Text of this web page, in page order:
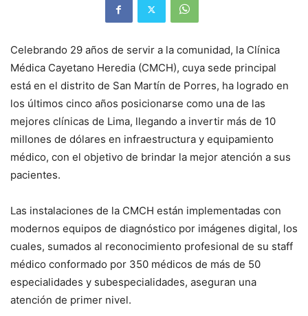
Celebrando 29 años de servir a la comunidad, la Clínica
Médica Cayetano Heredia (CMCH), cuya sede principal
está en el distrito de San Martín de Porres, ha logrado en
los últimos cinco años posicionarse como una de las
mejores clínicas de Lima, llegando a invertir más de 10
millones de dólares en infraestructura y equipamiento
médico, con el objetivo de brindar la mejor atención a sus
pacientes.
Las instalaciones de la CMCH están implementadas con
modernos equipos de diagnóstico por imágenes digital, los
cuales, sumados al reconocimiento profesional de su staff
médico conformado por 350 médicos de más de 50
especialidades y subespecialidades, aseguran una
atención de primer nivel.